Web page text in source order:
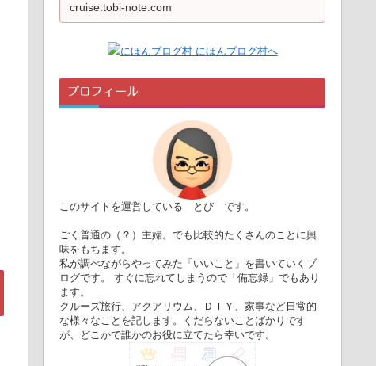
れて英気を養い、陸での生活を頑
張る糧にしましょう。意外にお手
広…
cruise.tobi-note.com
プロフィール
このサイトを運営している とび です。
ごく普通の（？）主婦。でも比較的たくさんのことに興
味をもちます。
私が調べながらやってみた「いいこと」を書いていくブ
ログです。 すぐに忘れてしまうので「備忘録」でもあり
ます。
クルーズ旅行、アクアリウム、ＤＩＹ、家事など日常的
な様々なことを記します。くだらないことばかりです
が、どこかで誰かのお役に立てたら幸いです。